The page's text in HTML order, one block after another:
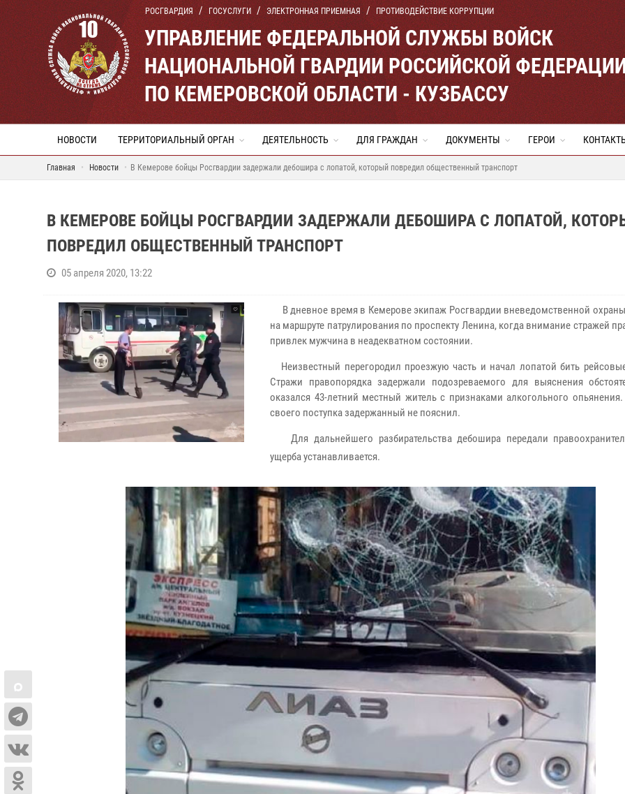
РОСГВАРДИЯ ГОСУСЛУГИ ЭЛЕКТРОННАЯ ПРИЕМНАЯ ПРОТИВОДЕЙСТВИЕ КОРРУПЦИИ
УПРАВЛЕНИЕ ФЕДЕРАЛЬНОЙ СЛУЖБЫ ВОЙСК
НАЦИОНАЛЬНОЙ ГВАРДИИ РОССИЙСКОЙ
ПО КЕМЕРОВСКОЙ ОБЛАСТИ - КУЗБАССУ
НОВОСТИ ТЕРРИТОРИАЛЬНЫЙ ОРГАН ДЕЯТЕЛЬНОСТЬ ДЛЯ ГРАЖДАН ДОКУМЕНТЫ ГЕРОИ
Главная Новости В Кемерове бойцы Росгвардии задержали дебошира с лопатой, который повредил общественный транспорт
В КЕМЕРОВЕ БОЙЦЫ РОСГВАРДИИ ЗАДЕРЖАЛИ ДЕБОШИРА С ЛОПАТОЙ,
ПОВРЕДИЛ ОБЩЕСТВЕННЫЙ ТРАНСПОРТ
05 апреля 2020, 13:22
В дневное время в Кемерове экипаж Росгвардии вневедомственной
на маршруте патрулирования по проспекту Ленина, когда внимание стражей
привлек мужчина в неадекватном состоянии.
Неизвестный перегородил проезжую часть и начал лопатой бить
Стражи правопорядка задержали подозреваемого для выяснения
оказался 43-летний местный житель с признаками алкогольного
своего поступка задержанный не пояснил.
Для дальнейшего разбирательства дебошира передали
ущерба устанавливается.